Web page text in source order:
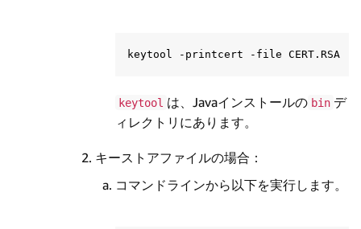
keytool は、Javaインストールの bin デ
ィレクトリにあります。
キーストアファイルの場合：
コマンドラインから以下を実行します。